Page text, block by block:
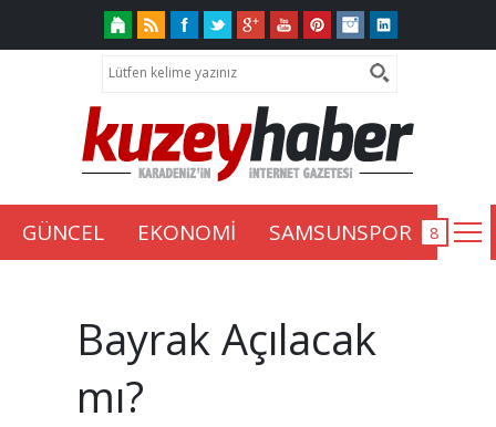
GÜNCEL EKONOMİ SAMSUNSPOR
Bayrak Açılacak
mı?